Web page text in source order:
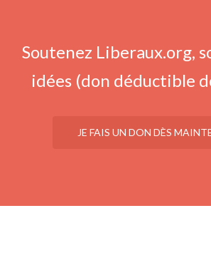
Soutenez Liberaux.org,
idées (don déductible
JE FAIS UN DON DÈS